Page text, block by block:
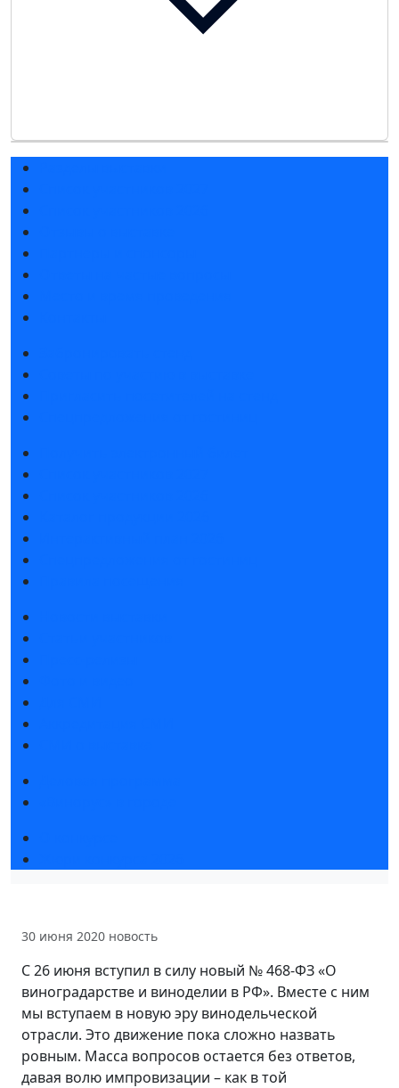
30 июня 2020 новость
С 26 июня вступил в силу новый № 468-ФЗ «О
виноградарстве и виноделии в РФ». Вместе с ним
мы вступаем в новую эру винодельческой
отрасли. Это движение пока сложно назвать
ровным. Масса вопросов остается без ответов,
давая волю импровизации – как в той